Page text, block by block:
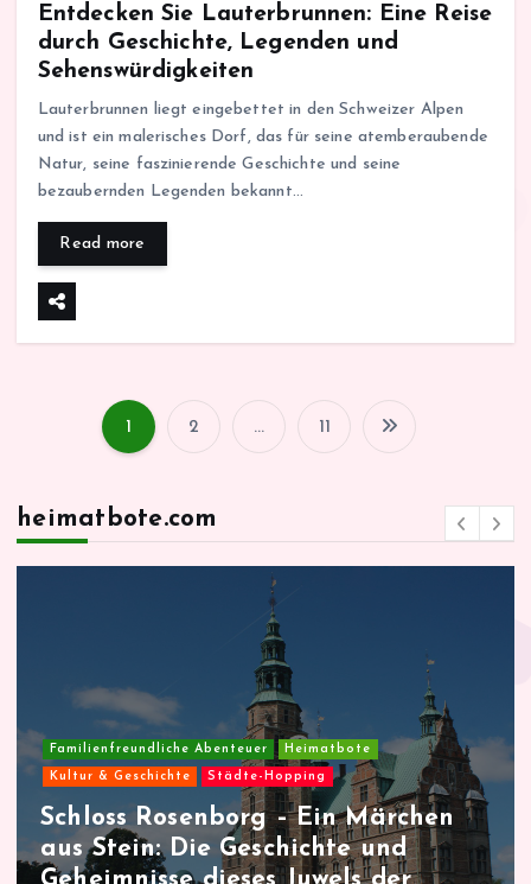
Entdecken Sie Lauterbrunnen: Eine Reise
durch Geschichte, Legenden und
Sehenswürdigkeiten
Lauterbrunnen liegt eingebettet in den Schweizer Alpen
und ist ein malerisches Dorf, das für seine atemberaubende
Natur, seine faszinierende Geschichte und seine
bezaubernden Legenden bekannt…
Read more
S
i
t
e
n
n
u
1 2 … 11
heimatbote.com
Familienfreundliche Abenteuer Heimatbote
Kultur & Geschichte Städte-Hopping
Schloss Rosenborg – Ein Märchen
aus Stein: Die Geschichte und